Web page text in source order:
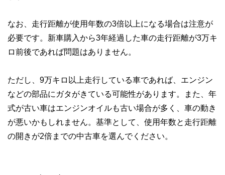
なお、走行距離が使用年数の3倍以上になる場合は注意が
必要です。新車購入から3年経過した車の走行距離が3万キ
ロ前後であれば問題はありません。
ただし、9万キロ以上走行している車であれば、エンジン
などの部品にガタがきている可能性があります。また、年
式が古い車はエンジンオイルも古い場合が多く、車の動き
が悪いかもしれません。基準として、使用年数と走行距離
の開きが2倍までの中古車を選んでください。